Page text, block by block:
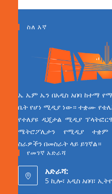
ስለ እኛ
ኤ ኤም ኤን በአዲስ አበባ ከተማ
ቤት የሆነ ሚዲያ ነው። ተቋሙ
የተለያዩ ዲጂታል ሚዲያ
ሜትሮፖሊታን የሚዲያ ተቋም
ስራዎችን በመስራት ላይ ይገኛል።
የመገኛ አድራሻ
አድራሻ:
5 ኪሎ፣ አዲስ አበባ፣